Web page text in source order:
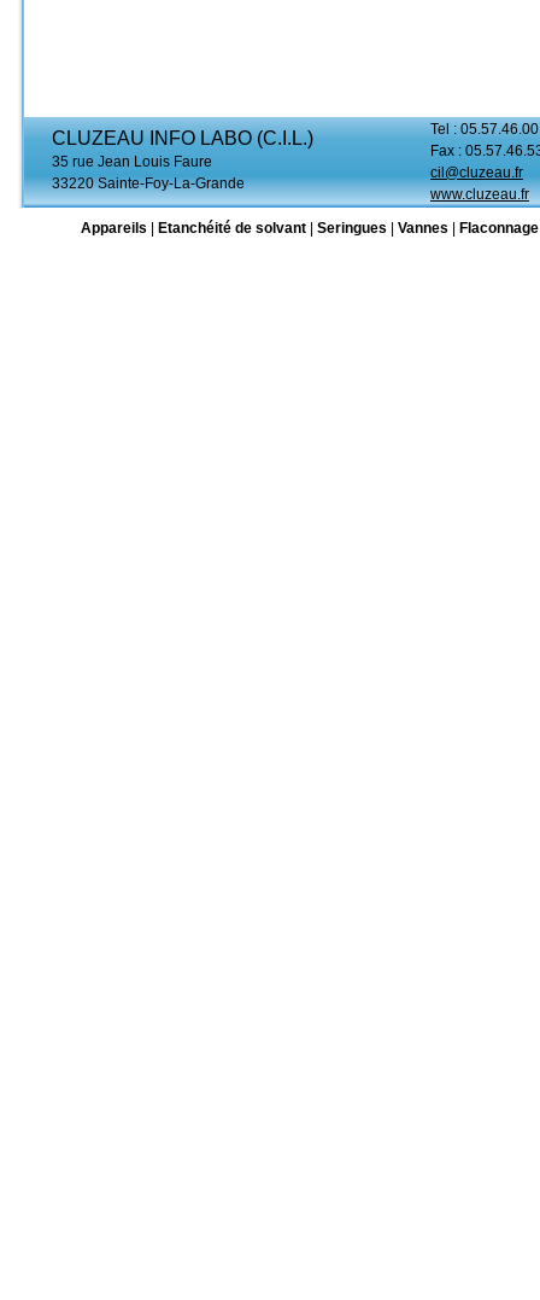
CLUZEAU INFO LABO (C.I.L.)
35 rue Jean Louis Faure
33220 Sainte-Foy-La-Grande
Tel :
Fax :
cil@cluzeau.fr
www.cluzeau.fr
Appareils
Etanchéité de solvant Seringues Vannes Flaconnage